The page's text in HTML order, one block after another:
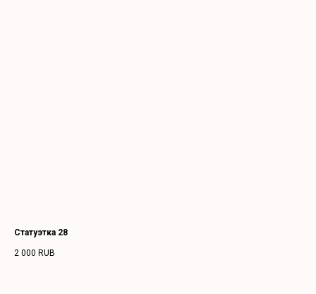
Статуэтка 28
2 000 RUB